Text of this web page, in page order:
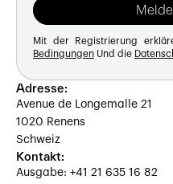
Mit der Registrierung
Bedingungen Und die
Adresse:
Avenue de Longemalle 21
1020 Renens
Schweiz
Kontakt:
Ausgabe: +41 21 635 16 82